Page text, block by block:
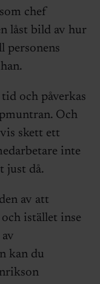
chef
låst bild av hur
personens
och påverkas
Och
skett ett
inte
just då.
av att
istället inse
kan du